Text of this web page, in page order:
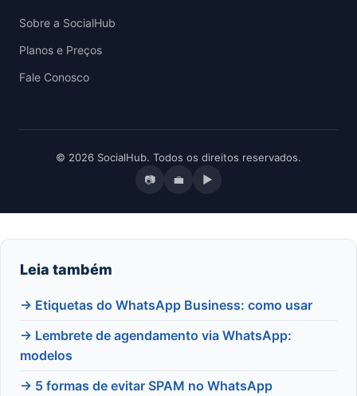
Sobre a SocialHub
Planos e Preços
Fale Conosco
© 2026 SocialHub. Todos os direitos reservados.
📷 💼 ▶
Leia também
→ Etiquetas do WhatsApp Business: como usar
→ Lembrete de agendamento via WhatsApp:
modelos
→ 5 formas de evitar SPAM no WhatsApp